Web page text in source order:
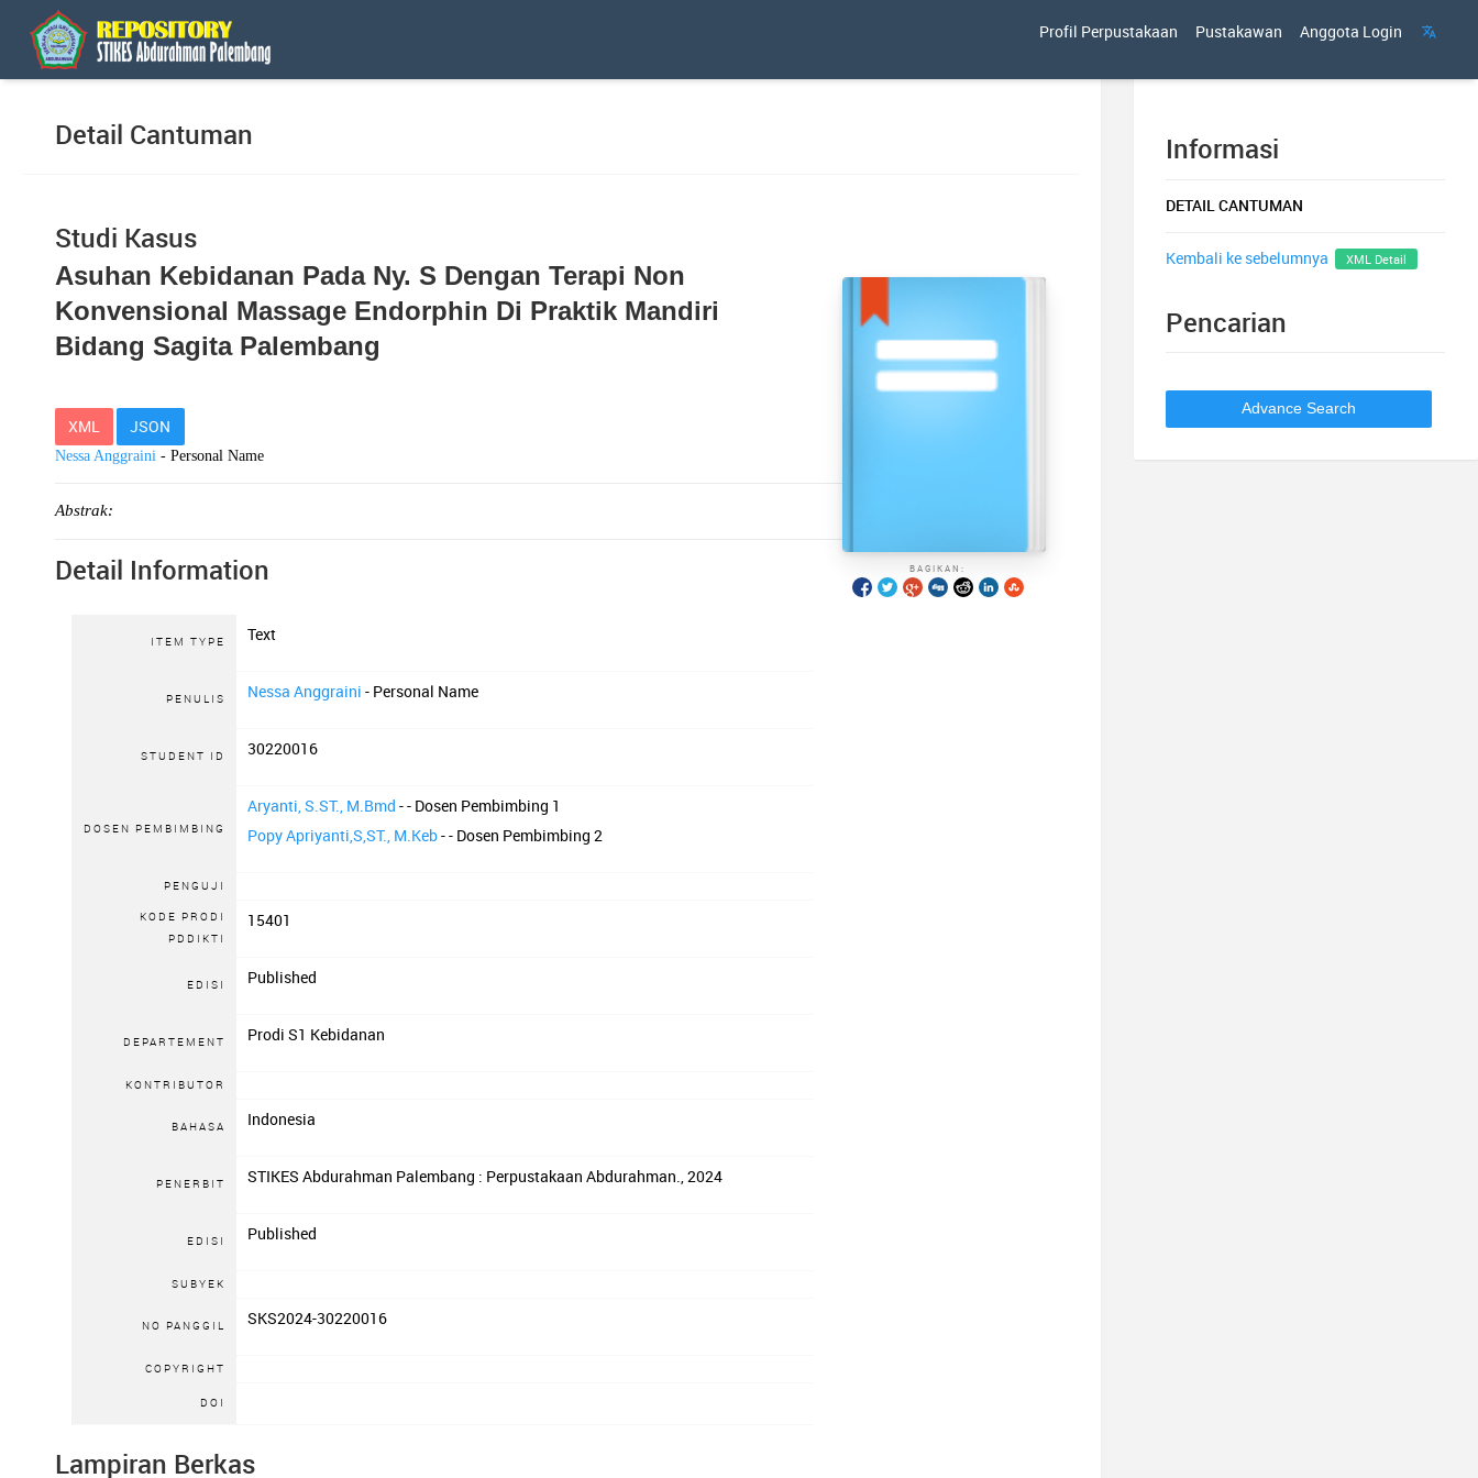
Profil Perpustakaan Pustakawan Anggota Login
Detail Cantuman
Studi Kasus
Asuhan Kebidanan Pada Ny. S Dengan Terapi Non
Konvensional Massage Endorphin Di Praktik Mandiri
Bidang Sagita Palembang
BAGIKAN:
XML JSON
Nessa Anggraini - Personal Name
Abstrak:
Detail Information
ITEM TYPE Text
PENULIS Nessa Anggraini - Personal Name
STUDENT ID 30220016
DOSEN PEMBIMBING
Aryanti, S.ST., M.Bmd - - Dosen Pembimbing 1
Popy Apriyanti,S,ST., M.Keb- - Dosen Pembimbing 2
PENGUJI
KODE PRODI
PDDIKTI
15401
EDISI Published
DEPARTEMENT Prodi S1 Kebidanan
KONTRIBUTOR
BAHASA Indonesia
PENERBIT STIKES Abdurahman Palembang : Perpustakaan Abdurahman.,2024
EDISI Published
SUBYEK
NO PANGGIL SKS2024-30220016
COPYRIGHT
DOI
Lampiran Berkas
Informasi
DETAIL CANTUMAN
Kembali ke sebelumnya XML Detail
Pencarian
Advance Search